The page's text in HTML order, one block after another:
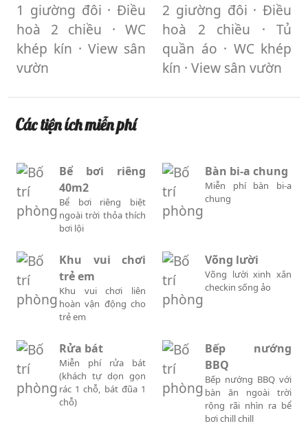
1 giường đôi · Điều
hoà 2 chiều · WC
khép kín · View sân
vườn
2 giường đôi · Điều
hoà 2 chiều · Tủ
quần áo · WC khép
kín · View sân vườn
Các tiện ích miễn phí
Bể bơi riêng
40m2
Bể bơi riêng biệt
ngoài trời thỏa thích
bơi lội
Bàn bi-a chung
Miễn phí bàn bi-a
chung
Khu vui chơi
trẻ em
Khu vui chơi liên
hoàn vận động cho
trẻ em
Võng lười
Võng lười xinh xắn
checkin sống ảo
Rửa bát
Miễn phí rửa bát
(khách tự dọn gọn
rác 1 chỗ, bát đũa 1
chỗ)
Bếp nướng
BBQ
Bếp nướng BBQ với
bàn ăn ngoài trời
rộng rãi nhìn ra bể
bơi chill chill